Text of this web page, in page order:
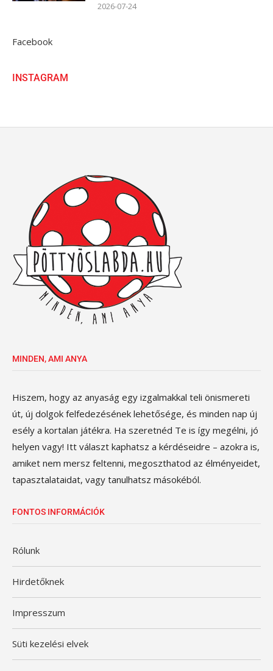
2026-07-24
Facebook
INSTAGRAM
MINDEN, AMI ANYA
Hiszem, hogy az anyaság egy izgalmakkal teli önismereti
út, új dolgok felfedezésének lehetősége, és minden nap új
esély a kortalan játékra. Ha szeretnéd Te is így megélni, jó
helyen vagy! Itt választ kaphatsz a kérdéseidre – azokra is,
amiket nem mersz feltenni, megoszthatod az élményeidet,
tapasztalataidat, vagy tanulhatsz másokéból.
FONTOS INFORMÁCIÓK
Rólunk
Hirdetőknek
Impresszum
Süti kezelési elvek